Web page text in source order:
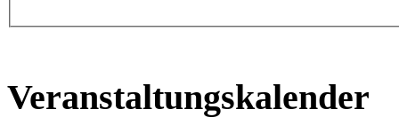
Veranstaltungskalender